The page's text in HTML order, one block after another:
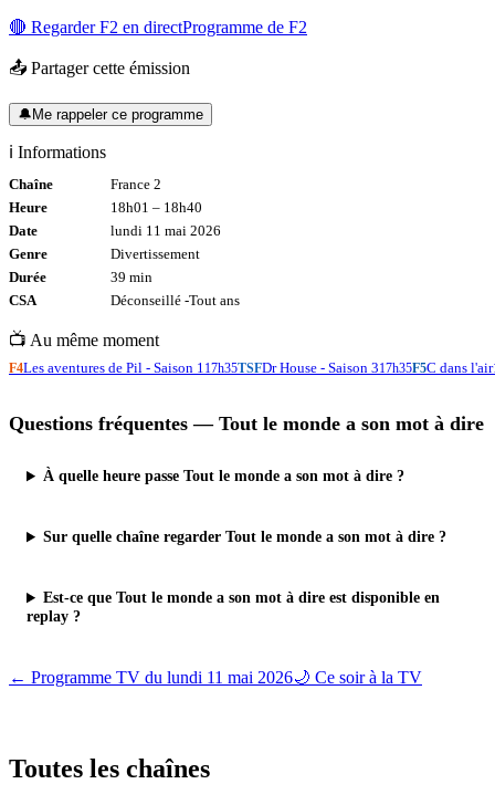
🔴 RegarderF2 en directProgramme de F2
📤 Partager cette émission
🔔Me rappeler ce programme
ℹ️ Informations
Chaîne
France 2
Heure
18h01 – 18h40
Date
lundi 11 mai 2026
Genre
Divertissement
Durée
39 min
CSA
Déconseillé -Tout ans
📺 Au même moment
F4Les aventures de Pil - Saison 117h35TSFDr House - Saison 317h35F5C dans l'air
Questions fréquentes — Tout le monde a son mot à dire
À quelle heure passe Tout le monde a son mot à dire ?
Sur quelle chaîne regarder Tout le monde a son mot à dire ?
Est-ce que Tout le monde a son mot à dire est disponible en
replay ?
← Programme TV du lundi 11 mai 2026🌙 Ce soir à la TV
Toutes les chaînes